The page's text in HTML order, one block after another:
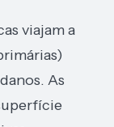
viajam a
As